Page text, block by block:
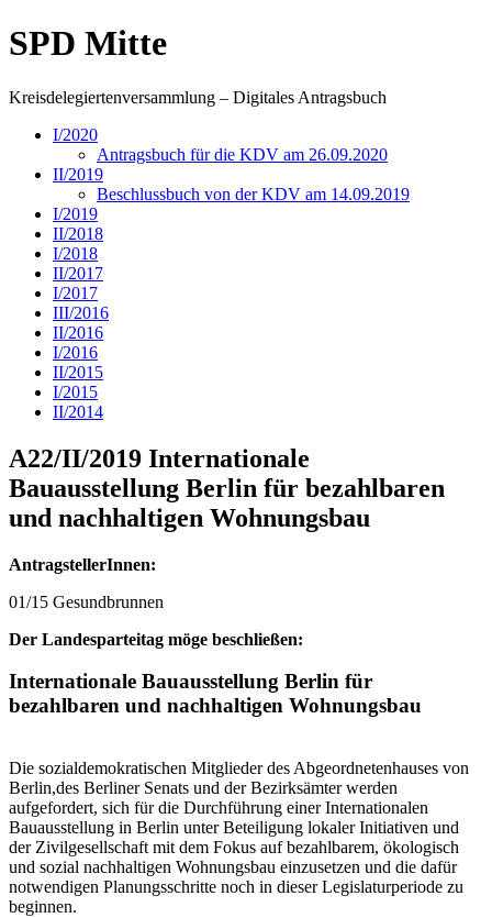
SPD Mitte
Kreisdelegiertenversammlung – Digitales Antragsbuch
I/2020
Antragsbuch für die KDV am 26.09.2020
II/2019
Beschlussbuch von der KDV am 14.09.2019
I/2019
II/2018
I/2018
II/2017
I/2017
III/2016
II/2016
I/2016
II/2015
I/2015
II/2014
A22/II/2019 Internationale
Bauausstellung Berlin für bezahlbaren
und nachhaltigen Wohnungsbau
AntragstellerInnen:
01/15 Gesundbrunnen
Der Landesparteitag möge beschließen:
Internationale Bauausstellung Berlin für
bezahlbaren und nachhaltigen Wohnungsbau
Die sozialdemokratischen Mitglieder des Abgeordnetenhauses von
Berlin,des Berliner Senats und der Bezirksämter werden
aufgefordert, sich für die Durchführung einer Internationalen
Bauausstellung in Berlin unter Beteiligung lokaler Initiativen und
der Zivilgesellschaft mit dem Fokus auf bezahlbarem, ökologisch
und sozial nachhaltigen Wohnungsbau einzusetzen und die dafür
notwendigen Planungsschritte noch in dieser Legislaturperiode zu
beginnen.